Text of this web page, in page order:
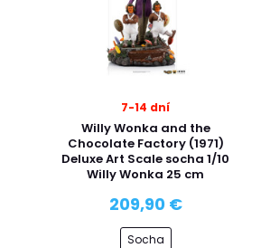
7-14 dní
Willy Wonka and the
Chocolate Factory (1971)
Deluxe Art Scale socha 1/10
Willy Wonka 25 cm
209,90 €
Socha